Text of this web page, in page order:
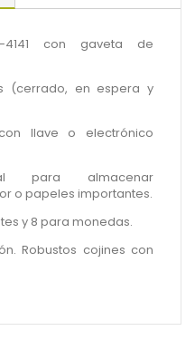
4141 con gaveta de
(cerrado, en espera y
llave o electrónico
para almacenar
o papeles importantes.
y 8 para monedas.
Robustos cojines con